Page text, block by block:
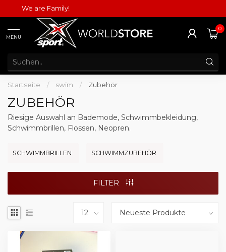
We are Family!
MENU
0
Startseite / swim / Zubehör
ZUBEHÖR
Riesige Auswahl an Bademode, Schwimmbekleidung,
Schwimmbrillen, Flossen, Neopren.
SCHWIMMBRILLEN SCHWIMMZUBEHÖR
FILTER